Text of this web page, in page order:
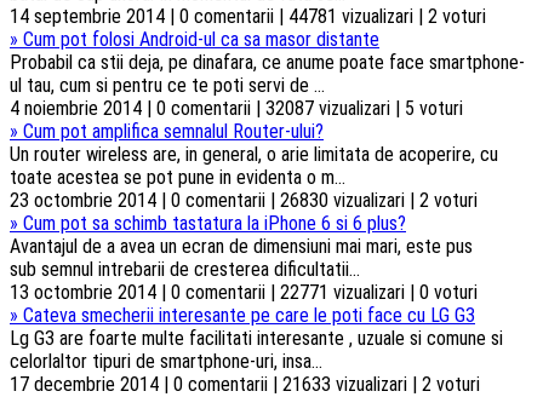
14 septembrie 2014 | 0 comentarii | 44781 vizualizari | 2 voturi
» Cum pot folosi Android-ul ca sa masor distante
Probabil ca stii deja, pe dinafara, ce anume poate face smartphone-
ul tau, cum si pentru ce te poti servi de ...
4 noiembrie 2014 | 0 comentarii | 32087 vizualizari | 5 voturi
» Cum pot amplifica semnalul Router-ului?
Un router wireless are, in general, o arie limitata de acoperire, cu
toate acestea se pot pune in evidenta o m...
23 octombrie 2014 | 0 comentarii | 26830 vizualizari | 2 voturi
» Cum pot sa schimb tastatura la iPhone 6 si 6 plus?
Avantajul de a avea un ecran de dimensiuni mai mari, este pus
sub semnul intrebarii de cresterea dificultatii...
13 octombrie 2014 | 0 comentarii | 22771 vizualizari | 0 voturi
» Cateva smecherii interesante pe care le poti face cu LG G3
Lg G3 are foarte multe facilitati interesante , uzuale si comune si
celorlaltor tipuri de smartphone-uri, insa...
17 decembrie 2014 | 0 comentarii | 21633 vizualizari | 2 voturi